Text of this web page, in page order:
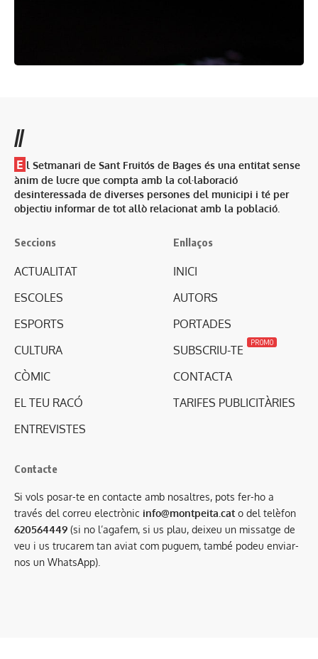
//
E l Setmanari de Sant Fruitós de Bages és una entitat sense
ànim de lucre que compta amb la col·laboració
desinteressada de diverses persones del municipi i té per
objectiu informar de tot allò relacionat amb la població.
Seccions
ACTUALITAT
ESCOLES
ESPORTS
CULTURA
CÒMIC
EL TEU RACÓ
ENTREVISTES
Enllaços
INICI
AUTORS
PORTADES
SUBSCRIU-TE
PROMO
CONTACTA
TARIFES PUBLICITÀRIES
Contacte
Si vols posar-te en contacte amb nosaltres, pots fer-ho a
través del correu electrònic info@montpeita.cato del telèfon
620564449 (si no l’agafem, si us plau, deixeu un missatge de
veu i us trucarem tan aviat com puguem, també podeu enviar-
nos un WhatsApp).